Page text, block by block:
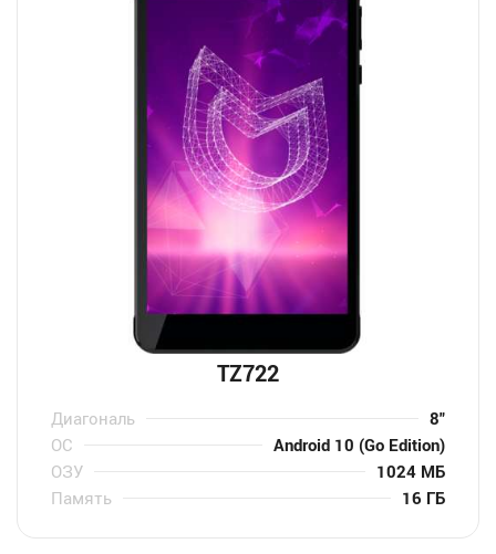
TZ722
Диагональ
8″
ОС
Android 10 (Go Edition)
ОЗУ
1024 МБ
Память
16 ГБ